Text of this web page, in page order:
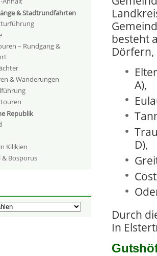
besteht
Dörfern,
A),
D),
Durch
In
& Stadtrundfahrten
– Rundgang &
& Wanderungen
Republik
Kilikien
Bosporus